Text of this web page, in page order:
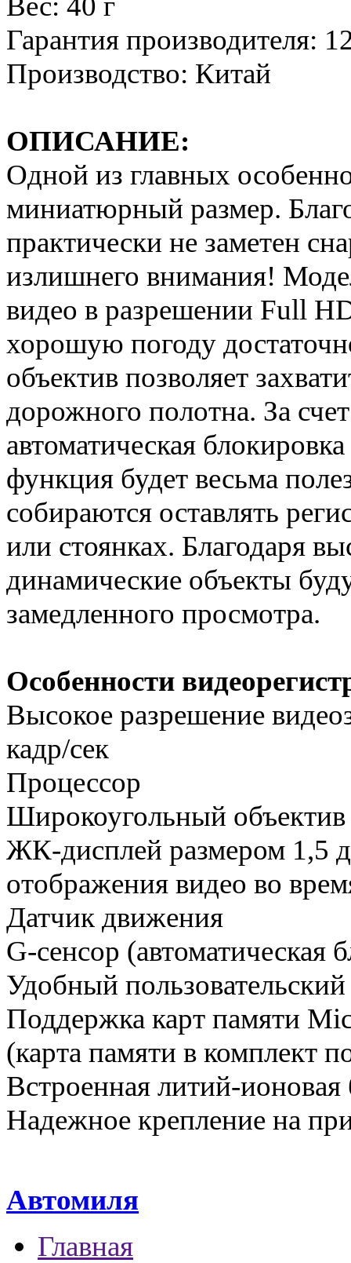
Гарантия производителя:
Производство: Китай
ОПИСАНИЕ:
Одной из главных
миниатюрный размер.
практически не заметен
излишнего внимания!
видео в разрешении Full
хорошую погоду
объектив позволяет
дорожного полотна. За
автоматическая
функция будет весьма
собираются оставлять
или стоянках. Благодаря
динамические объекты
замедленного просмотра.
Особенности
Высокое разрешение
кадр/сек
Процессор
Широкоугольный объектив
ЖК-дисплей размером 1,5
отображения видео во
Датчик движения
G-сенсор (автоматическая
Удобный
Поддержка карт памяти
(карта памяти в комплект
Встроенная литий-
Надежное крепление на
Автомиля
Главная